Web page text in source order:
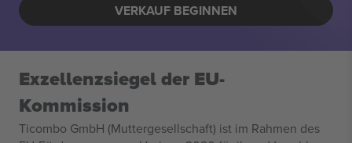
VERKAUF BEGINNEN
Exzellenzsiegel der EU-
Kommission
Ticombo GmbH (Muttergesellschaft) ist im Rahmen des